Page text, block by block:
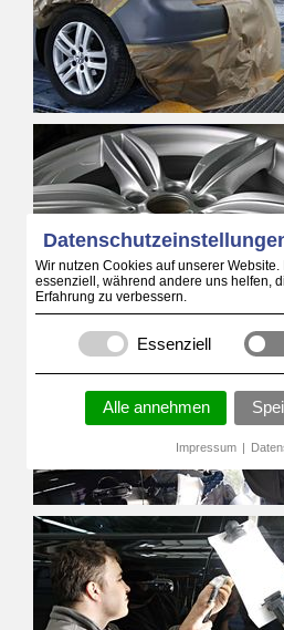
Wir nutzen Cookies auf unserer
essenziell, während andere uns helfen,
Erfahrung zu verbessern.
Essenziell
Alle annehmen
Impressum |